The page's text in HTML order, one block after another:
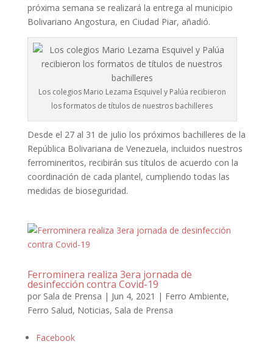
próxima semana se realizará la entrega al municipio
Bolivariano Angostura, en Ciudad Piar, añadió.
Los colegios Mario Lezama Esquivel y Palúa recibieron
los formatos de títulos de nuestros bachilleres
Desde el 27 al 31 de julio los próximos bachilleres de la
República Bolivariana de Venezuela, incluidos nuestros
ferromineritos, recibirán sus títulos de acuerdo con la
coordinación de cada plantel, cumpliendo todas las
medidas de bioseguridad.
Ferrominera realiza 3era jornada de
desinfección contra Covid-19
por Sala de Prensa | Jun 4, 2021 | Ferro Ambiente,
Ferro Salud, Noticias, Sala de Prensa
Facebook